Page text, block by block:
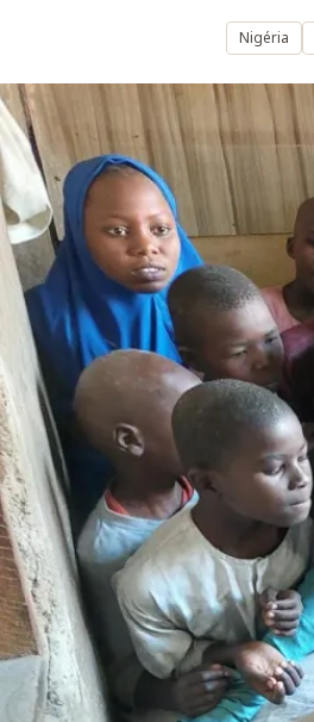
Nigéria